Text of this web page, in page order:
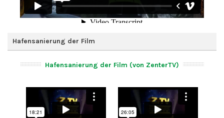
Hafensanierung der Film
Hafensanierung der Film (von ZenterTV)